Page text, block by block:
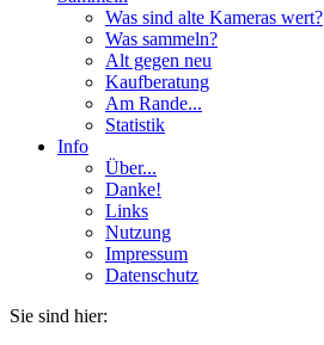
Was sind alte Kameras wert?
Was sammeln?
Alt gegen neu
Kaufberatung
Am Rande...
Statistik
Info
Über...
Danke!
Links
Nutzung
Impressum
Datenschutz
Sie sind hier: